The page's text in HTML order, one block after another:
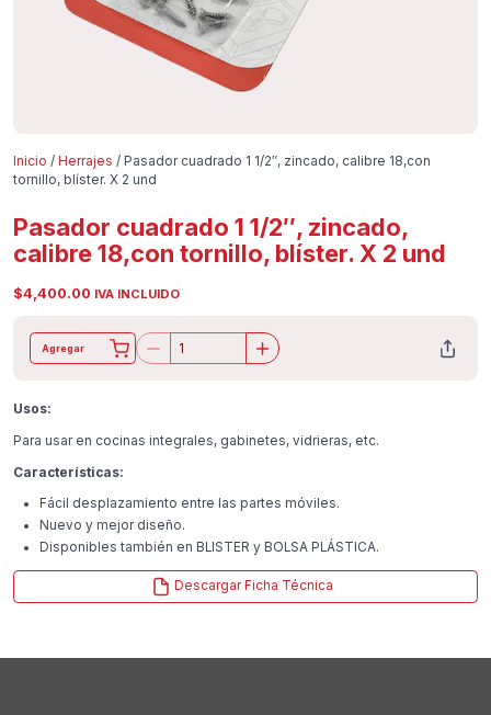
Inicio / Herrajes / Pasador cuadrado 1 1/2″, zincado, calibre 18,con
tornillo, blíster. X 2 und
Pasador cuadrado 1 1/2″, zincado,
calibre 18,con tornillo, blíster. X 2 und
$4,400.00 IVA INCLUIDO
Agregar
Usos:
Para usar en cocinas integrales, gabinetes, vidrieras, etc.
Características:
Fácil desplazamiento entre las partes móviles.
Nuevo y mejor diseño.
Disponibles también en BLISTER y BOLSA PLÁSTICA.
Descargar Ficha Técnica